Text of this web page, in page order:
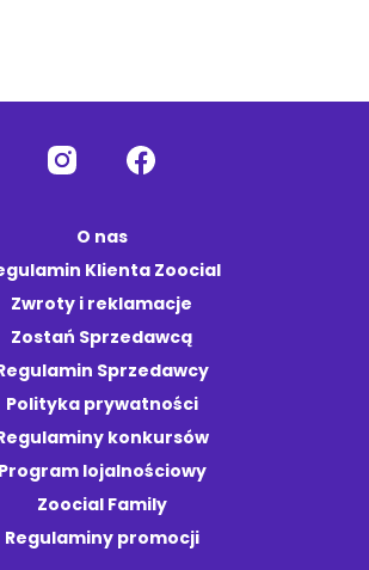
O nas
Klienta Zoocial
Zwroty i reklamacje
Zostań Sprzedawcą
Sprzedawcy
Polityka prywatności
konkursów
Program lojalnościowy
Zoocial Family
Regulaminy promocji